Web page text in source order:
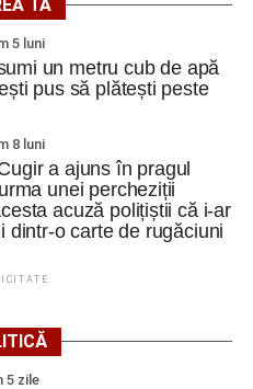
victorie în meciurile de
Cugir – FC Inter Sibiu 1-0
informatician din Cugir propria
a ajuns și la o expoziție din
competențele prin
Croația
TA
5 luni
un metru cub de apă
pus să plătești peste
8 luni
a ajuns în pragul
unei percheziții
acuză polițiștii că i-ar
dintr-o carte de rugăciuni
5 zile